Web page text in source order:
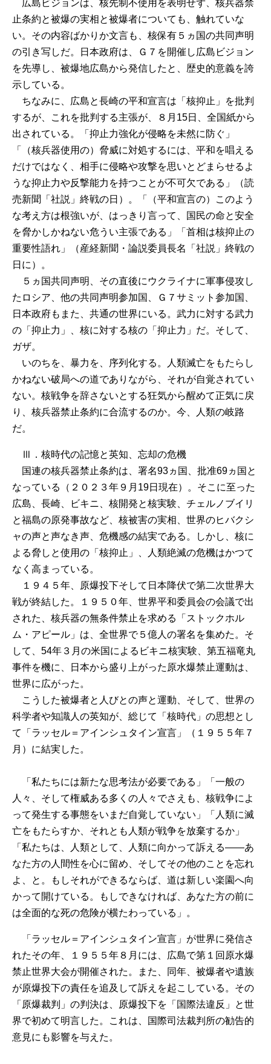
広島ビジョンは、核先制不使用を表明せず、核兵器禁
止条約と被爆の実相と被爆者についても、触れていな
い。その内容ばかりか文言も、核保有５ヵ国の共同声明
の引き写しだ。日本政府は、Ｇ７を開催し広島ビジョン
を先導し、被爆地広島から発信したと、歴史的意義を誇
示している。
ちなみに、広島と長崎の平和宣言は「核抑止」を批判
するが、これを批判する主張が、８月15日、全国紙から
出されている。「抑止力強化が侵略を未然に防ぐ」
「（核兵器使用の）脅威に対処するには、平和を唱える
だけではなく、相手に侵略や攻撃を思いとどまらせるよ
うな抑止力や反撃能力を持つことが不可欠である」（読
売新聞「社説」終戦の日）。「（平和宣言の）このよう
な考え方は根強いが、はっきり言って、国民の命と安全
を脅かしかねない危うい主張である」「首相は核抑止の
重要性語れ」（産経新聞・論説委員長名「社説」終戦の
日に）。
５ヵ国共同声明、その直後にウクライナに軍事侵攻し
たロシア、他の共同声明参加国、Ｇ７サミット参加国、
日本政府もまた、共通の世界にいる。武力に対する武力
の「抑止力」、核に対する核の「抑止力」だ。そして、
ガザ。
いのちを、暴力を、序列化する。人類滅亡をもたらし
かねない破局への道でありながら、それが自覚されてい
ない。核戦争を辞さないとする狂気から醒めて正気に戻
り、核兵器禁止条約に合流するのか。今、人類の岐路
だ。
Ⅲ．核時代の記憶と英知、忘却の危機
国連の核兵器禁止条約は、署名93ヵ国、批准69ヵ国と
なっている（２０２３年９月19日現在）。そこに至った
広島、長崎、ビキニ、核開発と核実験、チェルノブイリ
と福島の原発事故など、核被害の実相、世界のヒバクシ
ャの声と声なき声、危機感の結実である。しかし、核に
よる脅しと使用の「核抑止」、人類絶滅の危機はかつて
なく高まっている。
１９４５年、原爆投下そして日本降伏で第二次世界大
戦が終結した。１９５０年、世界平和委員会の会議で出
された、核兵器の無条件禁止を求める「ストックホル
ム・アピール」は、全世界で５億人の署名を集めた。そ
して、54年３月の米国によるビキニ核実験、第五福竜丸
事件を機に、日本から盛り上がった原水爆禁止運動は、
世界に広がった。
こうした被爆者と人びとの声と運動、そして、世界の
科学者や知識人の英知が、総じて「核時代」の思想とし
て「ラッセル＝アインシュタイン宣言」（１９５５年７
月）に結実した。
「私たちには新たな思考法が必要である」「一般の
人々、そして権威ある多くの人々でさえも、核戦争によ
って発生する事態をいまだ自覚していない」「人類に滅
亡をもたらすか、それとも人類が戦争を放棄するか」
「私たちは、人類として、人類に向かって訴える――あ
なた方の人間性を心に留め、そしてその他のことを忘れ
よ、と。もしそれができるならば、道は新しい楽園へ向
かって開けている。もしできなければ、あなた方の前に
は全面的な死の危険が横たわっている」。
「ラッセル＝アインシュタイン宣言」が世界に発信さ
れたその年、１９５５年８月には、広島で第１回原水爆
禁止世界大会が開催された。また、同年、被爆者や遺族
が原爆投下の責任を追及して訴えを起こしている。その
「原爆裁判」の判決は、原爆投下を「国際法違反」と世
界で初めて明言した。これは、国際司法裁判所の勧告的
意見にも影響を与えた。